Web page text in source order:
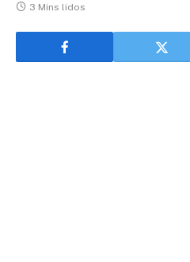
3 Mins lidos